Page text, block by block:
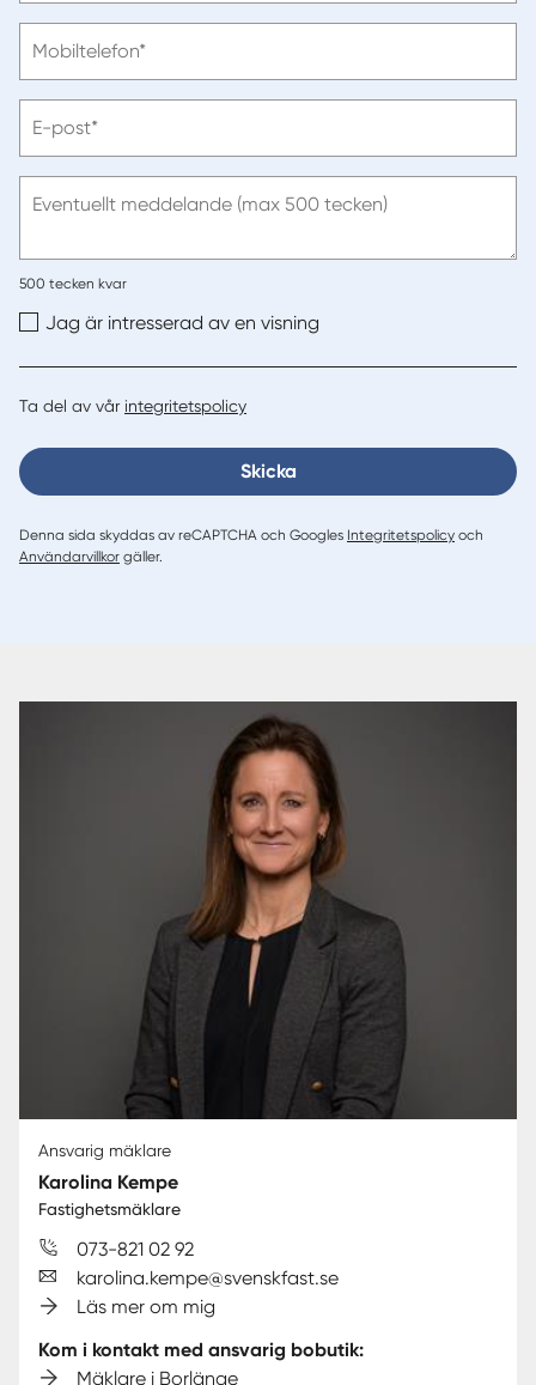
ange
Mobiltelefon*
ange
post
E-post*
Eventuellt meddelande (max 500 tecken)
500 tecken kvar
Jag är intresserad av en visning
Ta del av vår integritetspolicy
Skicka
Denna sida skyddas av reCAPTCHA och Googles Integritetspolicy och
Användarvillkor gäller.
Ansvarig mäklare
Karolina Kempe
Fastighetsmäklare
073-821 02 92
karolina.kempe@svenskfast.se
Läs mer om mig
Kom i kontakt med ansvarig bobutik:
Mäklare i Borlänge